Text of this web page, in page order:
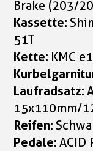
Brake (203/
Kassette:
51T
Kette: KMC
Laufradsatz:
15x110mm/
Reifen:
Pedale:ACID